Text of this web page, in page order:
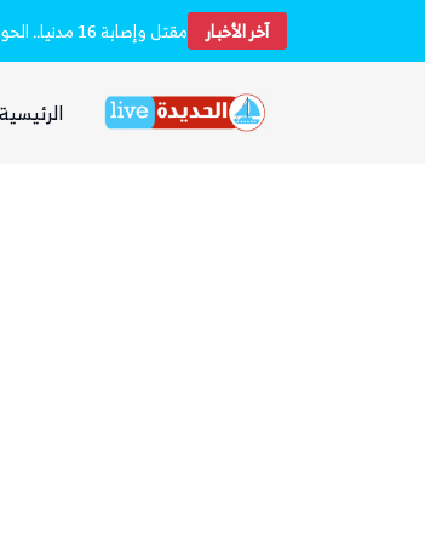
آخر الأخباربعد يومين من الانفجار.. الحوثيون ينتشلون جثث 26 من عناصر «القوة الصاروخية» في نفق بين الحيمة ومناخة
الرئيسية